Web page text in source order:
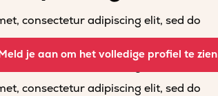
consectetur adipiscing elit, sed do
consectetur adipiscing elit, sed do
consectetur adipiscing elit, sed do
consectetur adipiscing elit, sed do
je aan om het volledige profiel te zien